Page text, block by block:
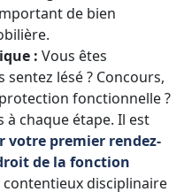
de bien
: Vous êtes
lésé ? Concours,
fonctionnelle ?
à chaque étape. Il est
votre premier rendez-
de la fonction
contentieux disciplinaire